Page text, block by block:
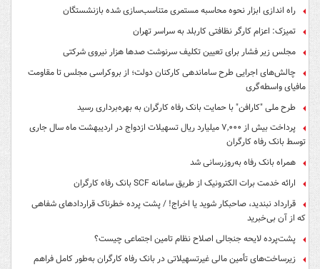
راه اندازی ابزار نحوه محاسبه مستمری متناسب‌سازی شده بازنشستگان
تمیزک: اعزام کارگر نظافتی کاربلد به سراسر تهران
مجلس زیر فشار برای تعیین تکلیف سرنوشت صدها هزار نیروی شرکتی
چالش‌های اجرایی طرح ساماندهی کارکنان دولت؛ از بروکراسی مجلس تا مقاومت
مافیای واسطه‌گری
طرح ملی "کارافن" با حمایت بانک رفاه کارگران به بهره‌برداری رسید
پرداخت بیش از ۷,۰۰۰ میلیارد ریال تسهیلات ازدواج در اردیبهشت ماه سال جاری
توسط بانک رفاه کارگران
همراه بانک رفاه به‌روزرسانی شد
ارائه خدمت برات الکترونیک از طریق سامانه SCF بانک رفاه کارگران
قرارداد نبندید، صاحبکار شوید یا اخراج! / پشت پرده خطرناک قراردادهای شفاهی
که از آن بی‌خبرید
پشت‌پرده لایحه جنجالی اصلاح نظام تامین اجتماعی چیست؟
زیرساخت‌های تأمین مالی غیرتسهیلاتی در بانک رفاه کارگران به‌طور کامل فراهم